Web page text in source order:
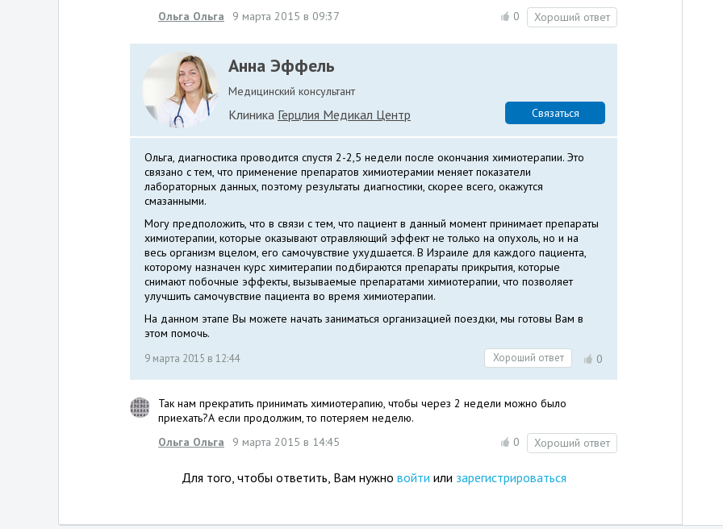
0
Хороший ответ
Ольга Ольга 9 марта 2015 в 09:37
Анна Эффель
Медицинский консультант
Клиника Герцлия Медикал Центр Связаться
Ольга, диагностика проводится спустя 2-2,5 недели после окончания химиотерапии. Это
связано с тем, что применение препаратов химиотерамии меняет показатели
лабораторных данных, поэтому результаты диагностики, скорее всего, окажутся
смазанными.
Могу предположить, что в связи с тем, что пациент в данный момент принимает препараты
химиотерапии, которые оказывают отравляющий эффект не только на опухоль, но и на
весь организм вцелом, его самочувствие ухудшается. В Израиле для каждого пациента,
которому назначен курс химитерапии подбираются препараты прикрытия, которые
снимают побочные эффекты, вызываемые препаратами химиотерапии, что позволяет
улучшить самочувствие пациента во время химиотерапии.
На данном этапе Вы можете начать заниматься организацией поездки, мы готовы Вам в
этом помочь.
9 марта 2015 в 12:44 Хороший ответ 0
Так нам прекратить принимать химиотерапию, чтобы через 2 недели можно было
приехать?А если продолжим, то потеряем неделю.
0
Хороший ответ
Ольга Ольга 9 марта 2015 в 14:45
Для того, чтобы ответить, Вам нужно войти или зарегистрироваться